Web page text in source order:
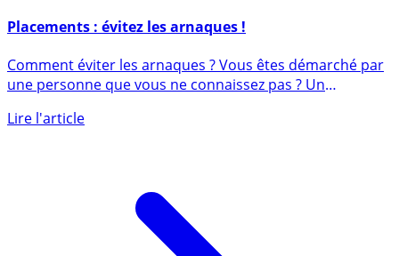
4 septembre 2015
Placements : évitez les arnaques !
une personne que vous ne connaissez pas ? Un